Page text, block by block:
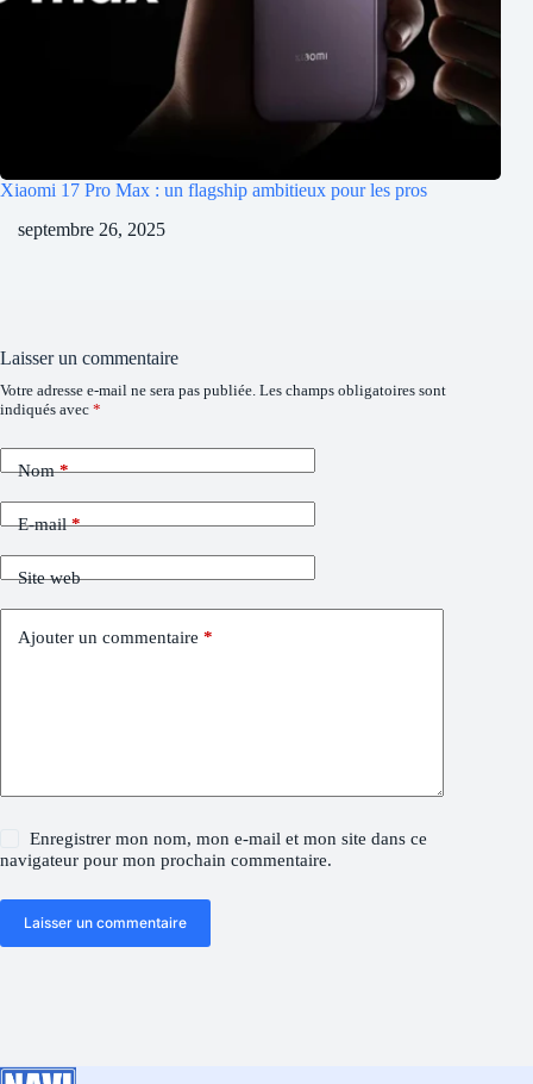
Xiaomi 17 Pro Max : un flagship ambitieux pour les pros
septembre 26, 2025
Laisser un commentaire
Votre adresse e-mail ne sera pas publiée. Les champs obligatoires sont
indiqués avec *
Nom*
E-mail*
Site web
Ajouter un commentaire *
Enregistrer mon nom, mon e-mail et mon site dans ce
navigateur pour mon prochain commentaire.
Laisser un commentaire